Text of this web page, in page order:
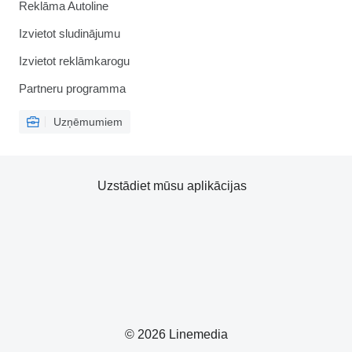
Reklāma Autoline
Izvietot sludinājumu
Izvietot reklāmkarogu
Partneru programma
Uzņēmumiem
© 2026 Linemedia
Uzstādiet mūsu aplikācijas